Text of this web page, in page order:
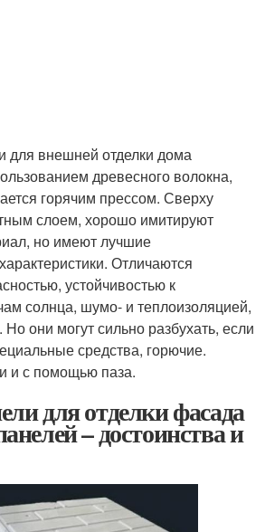
для внешней отделки дома
древесного волокна,
горячим прессом. Сверху
слоем, хорошо имитируют
но имеют лучшие
Отличаются
устойчивостью к
солнца, шумо- и теплоизоляцией,
они могут сильно разбухать, если
средства, горючие.
и с помощью паза.
для отделки фасада
– достоинства и